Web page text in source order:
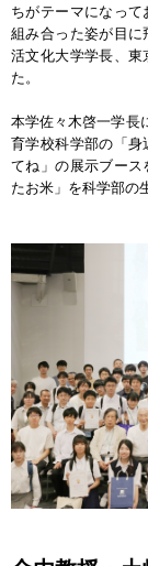
ちがテーマになっ
組み合った姿が目
活文化大学学長、東
た。
本学佐々木啓一学長
育学校科学部の「身
てね」の展示ブース
たお米」を科学部の